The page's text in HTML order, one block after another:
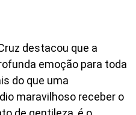
destacou que a
emoção para toda
do que uma
maravilhoso receber o